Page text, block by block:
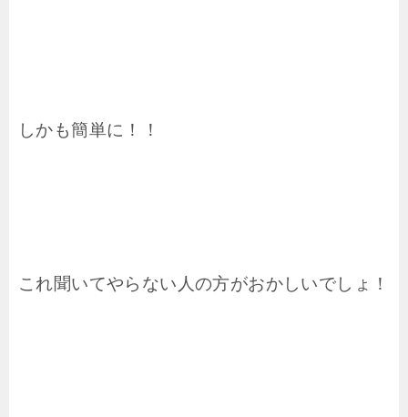
しかも簡単に！！
これ聞いてやらない人の方がおかしいでしょ！